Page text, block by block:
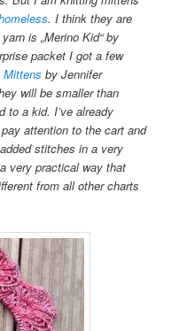
. I think they are
is „Merino Kid“ by
packet I got a few
Mittens by Jennifer
will be smaller than
to a kid. I’ve already
attention to the cart and
stitches in a very
very practical way that
from all other charts